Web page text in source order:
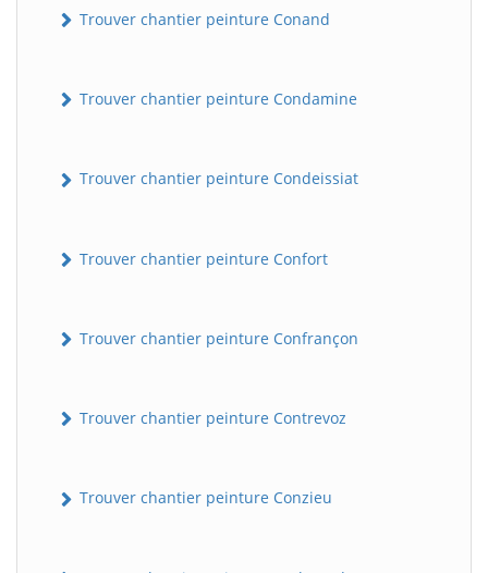
Trouver chantier peinture Conand
Trouver chantier peinture Condamine
Trouver chantier peinture Condeissiat
Trouver chantier peinture Confort
Trouver chantier peinture Confrançon
Trouver chantier peinture Contrevoz
Trouver chantier peinture Conzieu
BatiWebPro